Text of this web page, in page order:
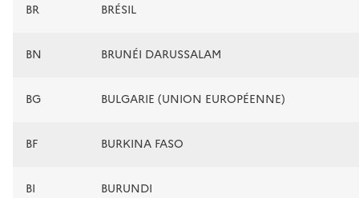
BR BRÉSIL
BN BRUNÉI DARUSSALAM
BG BULGARIE (UNION EUROPÉENNE)
BF BURKINA FASO
BI BURUNDI